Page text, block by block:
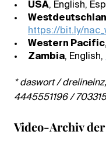
USA, English,
https://bit.ly/
Western Pacific
Zambia, English,
* daswort /
4445551196 / 703315
Video-Archiv